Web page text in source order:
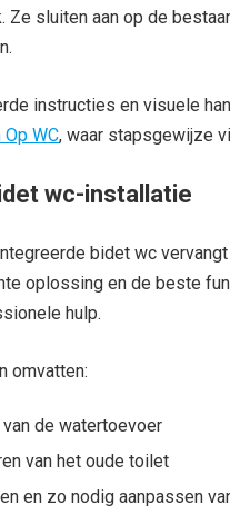
Ze sluiten aan op de
instructies en visuele
WC, waar stapsgewijze
wc-installatie
bidet wc
oplossing en de beste
hulp.
omvatten:
de watertoevoer
van het oude toilet
en zo nodig aanpassen